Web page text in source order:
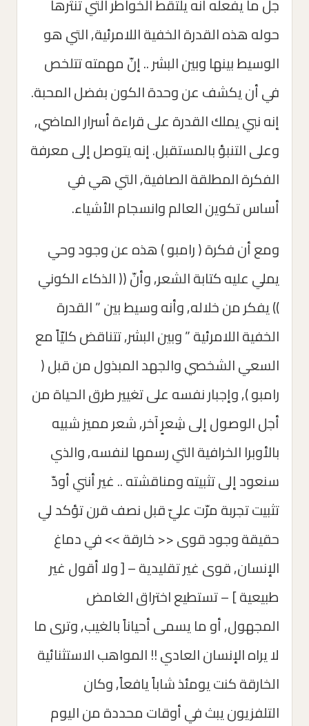
جلَّ ما يفعله أنه يلتقط الخواطر التي تنثرها
حوله هذه القدرة الخفية اللامرئية, التي هو
الوسيط بينها وبين البشر .. إنّ مهمته تتلخص
في أن يكشف عن وحدة الكون بفضل المحبة.
إنه نبي يملك القدرة على قراءة أسرار الماضي,
وعلى التنبؤ بالمستقبل. إنه يتوصل إلى معرفة
الفكرة المطلقة الصافية, التي هي في
أساس تكوين العالم وانسجام الأشياء.
ومع أن فكرة ( رامبو ) هذه عن وجود وحي
يملي عليه كتابة الشعر, وأنّ (( الذكاء الكوني
)) يفكر من خلاله, وأنه وسيط بين ” القدرة
الخفية اللامرئية ” وبين البشر, تتناقض كليّاً مع
السعي الشخصي والجهد المبذول من قبل (
رامبو ), وإجبار نفسه على تغيير طرق الحياة من
أجل الوصول إلى شِعرٍ آخر, شعر مميز شبيه
بالأوبرا الخرافية التي رسمها لنفسه, والذي
سنعود إلى تثبيته ومناقشته .. غير أنني أودّ
تثبيت تجربة مرّت عليّ قبل نصف قرن تؤكد لي
حقيقة وجود قوى << خارقة >> في دماغ
الإنسان, قوى غير تقليدية – [ ولا أقول غير
طبيعية ] – تستطيع اختراق الغامض
المجهول, أو ما يسمى أحياناً بالغيب, وترى ما
لا يراه الإنسان العادي !! المواهب الاستثنائية
الخارقة كنت يومئذ شاباً يافعاً, وكان
التلفزيون يبث في أوقات محددة من اليوم